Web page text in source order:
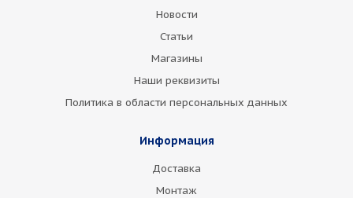
Новости
Статьи
Магазины
Наши реквизиты
Политика в области персональных данных
Информация
Доставка
Монтаж